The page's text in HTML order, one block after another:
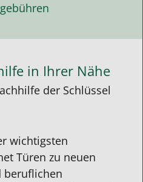
in Ihrer Nähe
der Schlüssel
wichtigsten
Türen zu neuen
beruflichen